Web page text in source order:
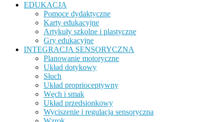
EDUKACJA
Pomoce dydaktyczne
Karty edukacyjne
Artykuły szkolne i plastyczne
Gry edukacyjne
INTEGRACJA SENSORYCZNA
Planowanie motoryczne
Układ dotykowy
Słuch
Układ proprioceptywny
Węch i smak
Układ przedsionkowy
Wyciszenie i regulacja sensoryczna